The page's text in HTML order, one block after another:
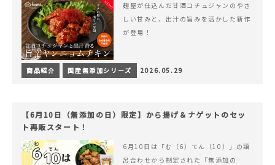
麹屋が仕込んだ甘酒コチュジャンのやさ
しい甘みと、出汁の旨みを活かした新作
が登場！
商品紹介 国産無添加シリーズ 2026.05.29
【6月10日（無添加の日）限定】から揚げ＆ナゲットのセッ
ト再販スタート！
6月10日は「む（6）てん（10）」の語
呂合わせから制定された『無添加の